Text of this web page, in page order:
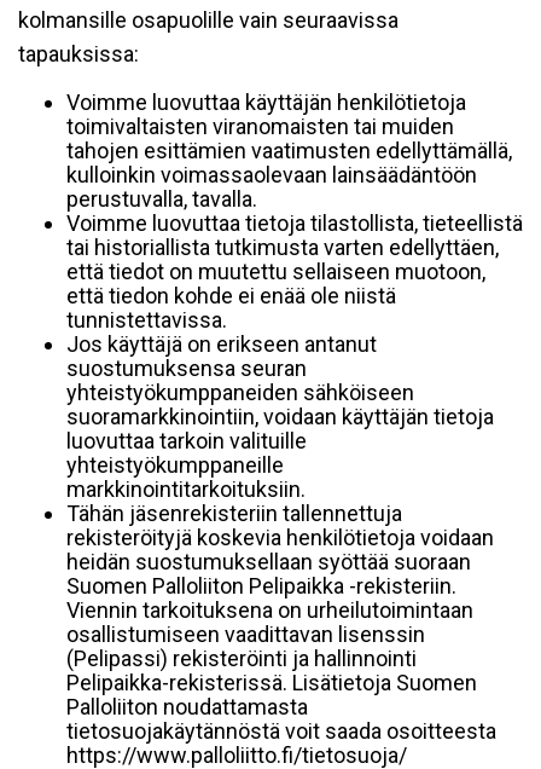
kolmansille osapuolille vain seuraavissa
tapauksissa:
Voimme luovuttaa käyttäjän henkilötietoja
toimivaltaisten viranomaisten tai muiden
tahojen esittämien vaatimusten edellyttämällä,
kulloinkin voimassaolevaan lainsäädäntöön
perustuvalla, tavalla.
Voimme luovuttaa tietoja tilastollista, tieteellistä
tai historiallista tutkimusta varten edellyttäen,
että tiedot on muutettu sellaiseen muotoon,
että tiedon kohde ei enää ole niistä
tunnistettavissa.
Jos käyttäjä on erikseen antanut
suostumuksensa seuran
yhteistyökumppaneiden sähköiseen
suoramarkkinointiin, voidaan käyttäjän tietoja
luovuttaa tarkoin valituille
yhteistyökumppaneille
markkinointitarkoituksiin.
Tähän jäsenrekisteriin tallennettuja
rekisteröityjä koskevia henkilötietoja voidaan
heidän suostumuksellaan syöttää suoraan
Suomen Palloliiton Pelipaikka -rekisteriin.
Viennin tarkoituksena on urheilutoimintaan
osallistumiseen vaadittavan lisenssin
(Pelipassi) rekisteröinti ja hallinnointi
Pelipaikka-rekisterissä. Lisätietoja Suomen
Palloliiton noudattamasta
tietosuojakäytännöstä voit saada osoitteesta
https://www.palloliitto.fi/tietosuoja/